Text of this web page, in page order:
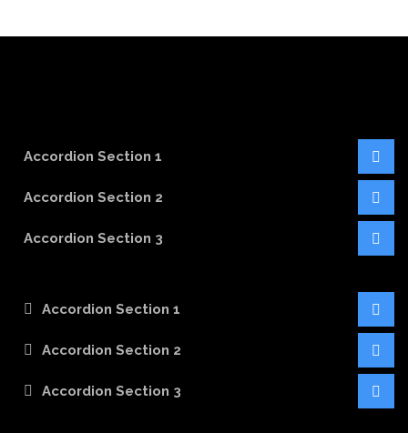
Accordion Section 1
Accordion Section 2
Accordion Section 3
Accordion Section 1
Accordion Section 2
Accordion Section 3